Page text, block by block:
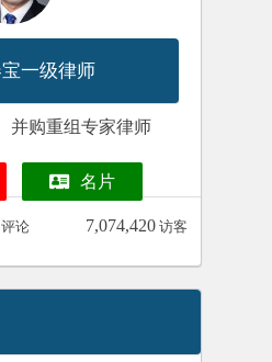
一级律师
并购重组专家律师
名片
评论 7,074,420 访客